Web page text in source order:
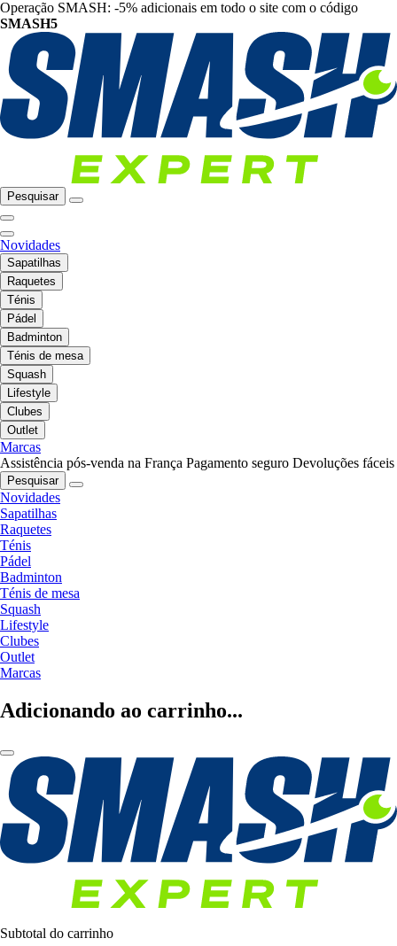
Operação SMASH: -5% adicionais em todo o site com o código
SMASH5
Pesquisar
Novidades
Sapatilhas
Raquetes
Ténis
Pádel
Badminton
Ténis de mesa
Squash
Lifestyle
Clubes
Outlet
Marcas
Assistência pós-venda na França Pagamento seguro Devoluções fáceis
Pesquisar
Novidades
Sapatilhas
Raquetes
Ténis
Pádel
Badminton
Ténis de mesa
Squash
Lifestyle
Clubes
Outlet
Marcas
Adicionando ao carrinho...
Subtotal do carrinho